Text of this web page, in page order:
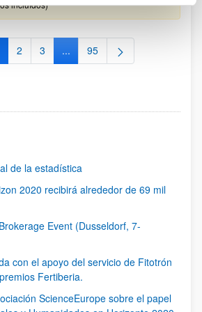
incluídos)
Página
2 Página
3 ...Páginas intermedias Use TAB
Página
95
de la estadística
2020 recibirá alrededor de 69 mil
Event (Dusseldorf, 7-
con el apoyo del servicio de Fitotrón
Fertiberia.
ScienceEurope sobre el papel